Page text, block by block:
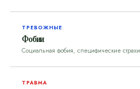
ТРЕВОЖНЫЕ
Фобии
Социальная фобия, специфические страхи
ТРАВМА